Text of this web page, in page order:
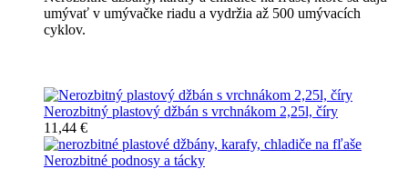
umývať v umývačke riadu a vydržia až 500 umývacích
cyklov.
Nerozbitný plastový džbán s vrchnákom 2,25l, číry
11,44 €
Nerozbitné podnosy a tácky